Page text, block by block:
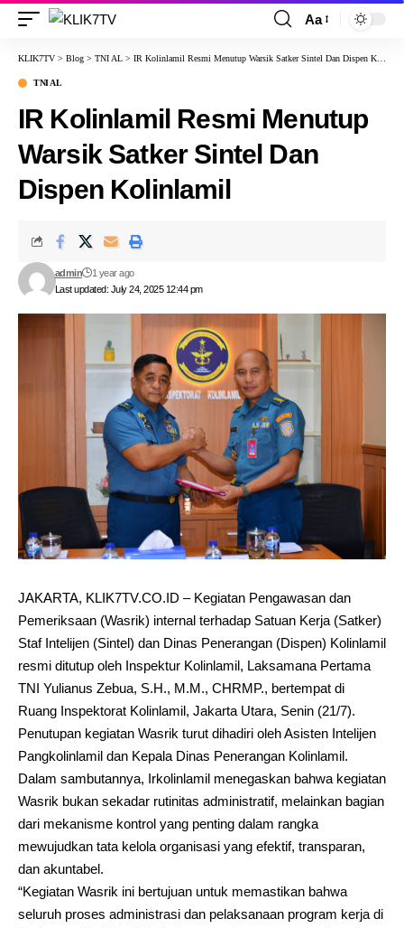
Aa
KLIK7TV > Blog > TNI AL > IR Kolinlamil Resmi Menutup Warsik Satker Sintel Dan Dispen Kolinlamil
TNI AL
IR Kolinlamil Resmi Menutup
Warsik Satker Sintel Dan
Dispen Kolinlamil
Last updated: July 24, 2025 12:44 pm
admin 1 year ago
JAKARTA, KLIK7TV.CO.ID – Kegiatan Pengawasan dan
Pemeriksaan (Wasrik) internal terhadap Satuan Kerja (Satker)
Staf Intelijen (Sintel) dan Dinas Penerangan (Dispen) Kolinlamil
resmi ditutup oleh Inspektur Kolinlamil, Laksamana Pertama
TNI Yulianus Zebua, S.H., M.M., CHRMP., bertempat di
Ruang Inspektorat Kolinlamil, Jakarta Utara, Senin (21/7).
Penutupan kegiatan Wasrik turut dihadiri oleh Asisten Intelijen
Pangkolinlamil dan Kepala Dinas Penerangan Kolinlamil.
Dalam sambutannya, Irkolinlamil menegaskan bahwa kegiatan
Wasrik bukan sekadar rutinitas administratif, melainkan bagian
dari mekanisme kontrol yang penting dalam rangka
mewujudkan tata kelola organisasi yang efektif, transparan,
dan akuntabel.
“Kegiatan Wasrik ini bertujuan untuk memastikan bahwa
seluruh proses administrasi dan pelaksanaan program kerja di